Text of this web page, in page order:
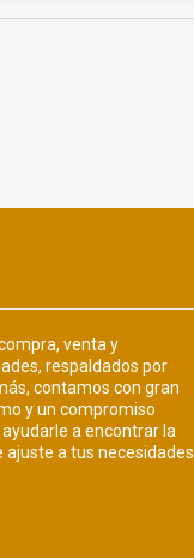
venta y
respaldados por
contamos con gran
y un compromiso
a encontrar la
a tus necesidades.